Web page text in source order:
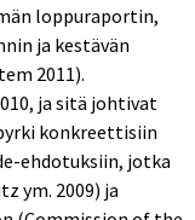
loppuraportin,
ja kestävän
2011).
ja sitä johtivat
konkreettisiin
ehdotuksiin, jotka
ym. 2009) ja